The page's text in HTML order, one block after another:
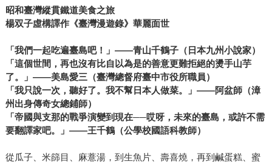
昭和臺灣縱貫鐵道美食之旅
楊双子虛構譯作《臺灣漫遊錄》華麗面世
「我們一起吃遍臺島吧！」――青山千鶴子（日本九州小說家）
「這個世間，再也沒有比自以為是的善意更難拒絕的燙手山芋
了。」――美島愛三（臺灣總督府臺中市役所職員）
「我只說一次，聽好了。我不幫日本人做菜。」――阿盆師（漳
州出身傳奇女總鋪師）
「帝國與支那的戰爭演變到現在──哎呀，未來的臺島，或許不需
要翻譯家吧。」――王千鶴（公學校國語科教師）
從瓜子、米篩目、麻薏湯，到生魚片、壽喜燒，再到鹹蛋糕、蜜